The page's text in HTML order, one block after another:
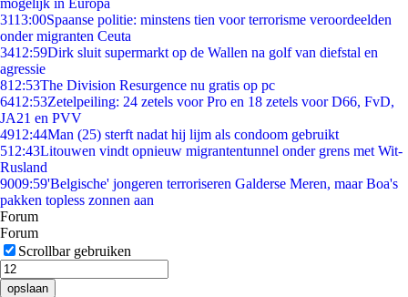
mogelijk in Europa
3113:00Spaanse politie: minstens tien voor terrorisme veroordeelden
onder migranten Ceuta
3412:59Dirk sluit supermarkt op de Wallen na golf van diefstal en
agressie
812:53The Division Resurgence nu gratis op pc
6412:53Zetelpeiling: 24 zetels voor Pro en 18 zetels voor D66, FvD,
JA21 en PVV
4912:44Man (25) sterft nadat hij lijm als condoom gebruikt
512:43Litouwen vindt opnieuw migrantentunnel onder grens met Wit-
Rusland
9009:59'Belgische' jongeren terroriseren Galderse Meren, maar Boa's
pakken topless zonnen aan
Forum
Forum
Scrollbar gebruiken
opslaan